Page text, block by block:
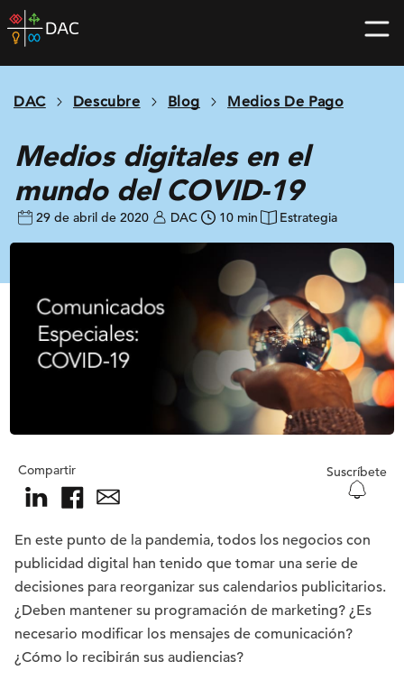
Skip
to
home
DAC Descubre Blog Medios De Pago
Medios digitales en el
mundo del COVID-19
29 de abril de 2020 DAC 10 min Estrategia
Compartir Suscríbete
En este punto de la pandemia, todos los negocios con
publicidad digital han tenido que tomar una serie de
decisiones para reorganizar sus calendarios publicitarios.
¿Deben mantener su programación de marketing? ¿Es
necesario modificar los mensajes de comunicación?
¿Cómo lo recibirán sus audiencias?